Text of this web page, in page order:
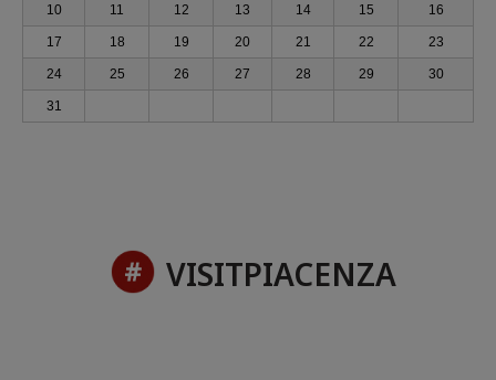
10 11 12 13 14 15 16
17 18 19 20 21 22 23
24 25 26 27 28 29 30
31
VISITPIACENZA